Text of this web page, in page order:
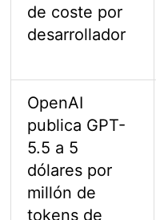
de coste por
desarrollador
OpenAI
publica GPT-
5.5 a 5
dólares por
millón de
tokens de